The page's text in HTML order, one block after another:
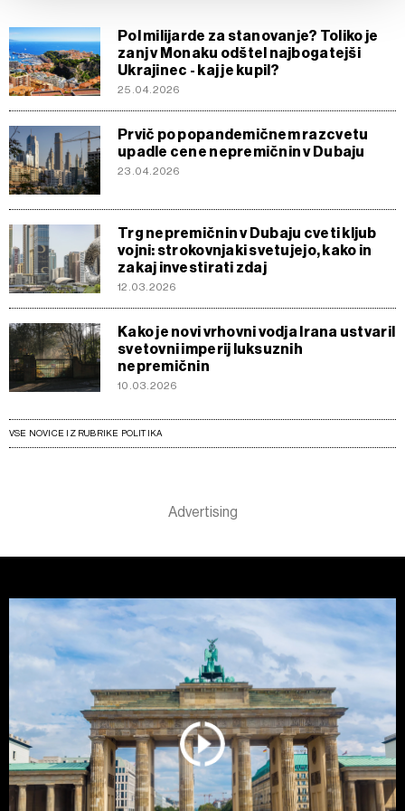
pa vPolitiki piškotkov.
Piškotke lahko kadar koli ponovno prilagodite tako, da
kliknete možnost »Prikaži podrobnosti«. Privolitev lahko
kadar koli prekličete brez kakršnih koli posledic.
Pol milijarde za stanovanje? Toliko je
zanj v Monaku odštel najbogatejši
Ukrajinec - kaj je kupil?
25.04.2026
Prvič po popandemičnem razcvetu
upadle cene nepremičnin v Dubaju
23.04.2026
Trg nepremičnin v Dubaju cveti kljub
vojni: strokovnjaki svetujejo, kako in
zakaj investirati zdaj
12.03.2026
Kako je novi vrhovni vodja Irana ustvaril
svetovni imperij luksuznih
nepremičnin
10.03.2026
VSE NOVICE IZ RUBRIKE POLITIKA